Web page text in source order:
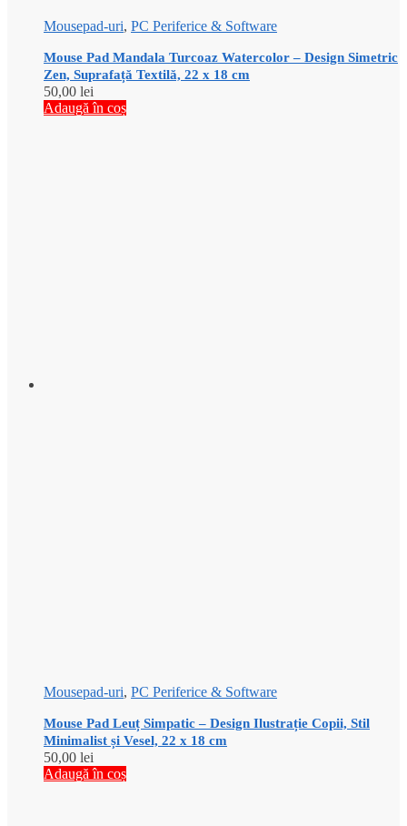
Mousepad-uri, PC Periferice & Software
Mouse Pad Mandala Turcoaz Watercolor – Design Simetric
Zen, Suprafață Textilă, 22 x 18 cm
50,00 lei
Adaugă în coș
Mousepad-uri, PC Periferice & Software
Mouse Pad Leuț Simpatic – Design Ilustrație Copii, Stil
Minimalist și Vesel, 22 x 18 cm
50,00 lei
Adaugă în coș